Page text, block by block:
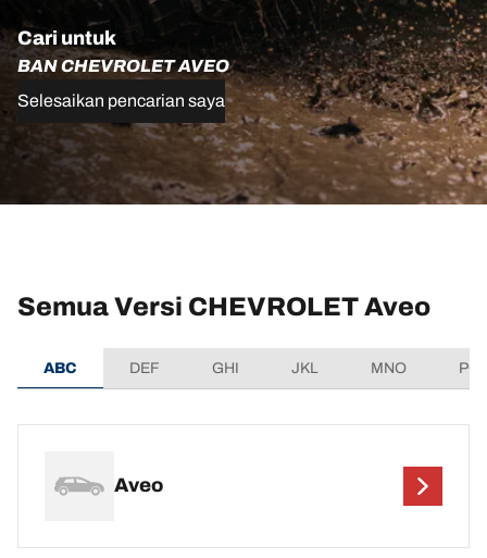
Cari untuk
BAN CHEVROLET AVEO
Selesaikan pencarian saya
Semua Versi CHEVROLET Aveo
ABC DEF GHI JKL MNO
Aveo